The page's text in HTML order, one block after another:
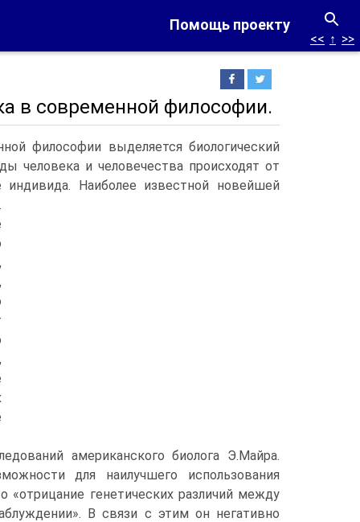
Помощь проекту
<< ↑ >>
в современной философии.
философии выделяется биологический
человека и человечества происходят от
индивида. Наиболее известной новейшей
американского биолога Э.Майра.
для наилучшего использования
«отрицание генетических различий между
В связи с этим он негативно